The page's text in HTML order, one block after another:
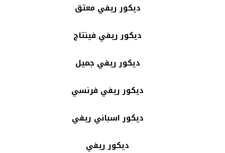
ديكور ريفي معتق
ديكور ريفي فينتاج
ديكور ريفي جميل
ديكور ريفي فرنسي
ديكور اسباني ريفي
ديكور ريفي